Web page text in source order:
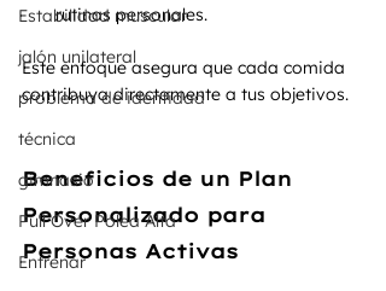
Estabilidad muscular
jalón unilateral
problema de identidad
técnica
gimnasio
Pull Over Polea Alta
Entrenar
rutinas personales.
Este enfoque asegura que cada comida
contribuya directamente a tus objetivos.
Beneficios de un Plan
Personalizado para
Personas Activas